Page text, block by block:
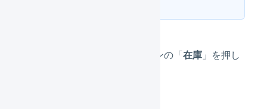
メインナビゲーションの「在庫 」を押し